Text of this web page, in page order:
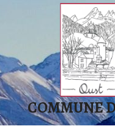
COMMUNE